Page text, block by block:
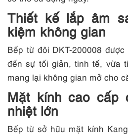
Thiết kế lắp âm
kiệm không gian
Bếp từ đôi DKT-200008
đến sự tối giản, tinh tế, vừa
mang lại không gian mở cho
Mặt kính cao cấp
nhiệt lớn
Bếp từ sở hữu mặt kính